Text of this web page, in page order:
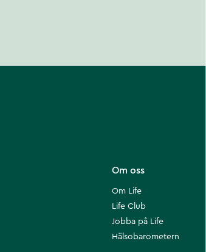
Om oss
Om Life
Life Club
Jobba på Life
Hälsobarometern